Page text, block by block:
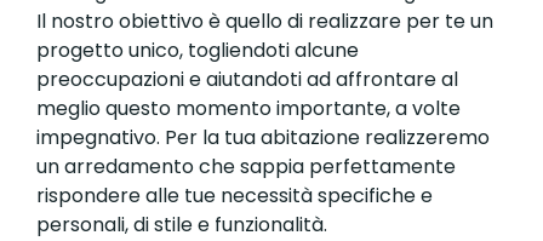
Il nostro obiettivo è quello di realizzare per te un
progetto unico, togliendoti alcune
preoccupazioni e aiutandoti ad affrontare al
meglio questo momento importante, a volte
impegnativo. Per la tua abitazione realizzeremo
un arredamento che sappia perfettamente
rispondere alle tue necessità specifiche e
personali, di stile e funzionalità.